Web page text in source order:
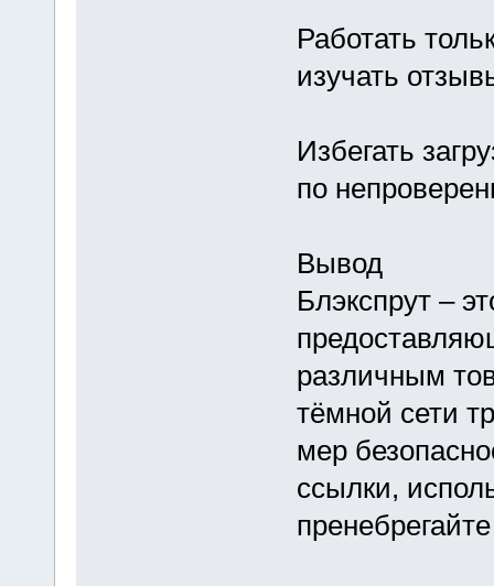
Работать
изучать
Избегать
по
Вывод
Блэкспрут –
различным
тёмной сети
мер
ссылки,